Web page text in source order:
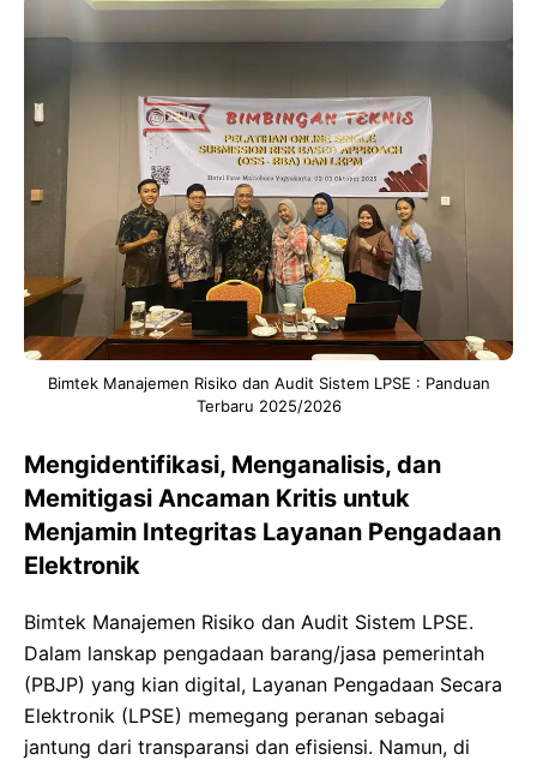
Bimtek Manajemen Risiko dan Audit Sistem LPSE : Panduan
Terbaru 2025/2026
Mengidentifikasi, Menganalisis, dan
Memitigasi Ancaman Kritis untuk
Menjamin Integritas Layanan Pengadaan
Elektronik
Bimtek Manajemen Risiko dan Audit Sistem LPSE.
Dalam lanskap pengadaan barang/jasa pemerintah
(PBJP) yang kian digital, Layanan Pengadaan Secara
Elektronik (LPSE) memegang peranan sebagai
jantung dari transparansi dan efisiensi. Namun, di